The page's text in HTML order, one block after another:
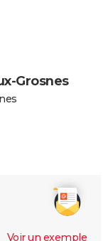
Grosnes
Voir un exemple